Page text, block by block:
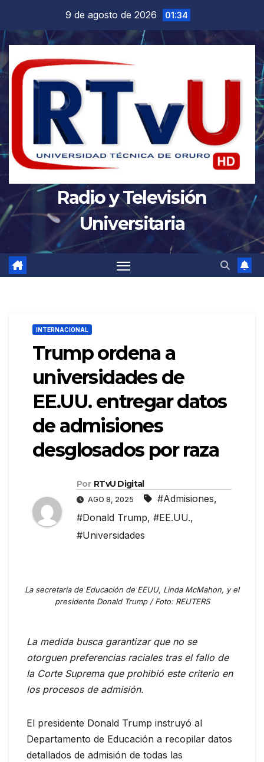
contenido
9 de agosto de 2026 01:34
Radio y Televisión
Universitaria
INTERNACIONAL
Trump ordena a
universidades de
EE.UU. entregar datos
de admisiones
desglosados por raza
Por RTvU Digital
AGO 8, 2025 #Admisiones,
#Donald Trump, #EE.UU.,
#Universidades
La secretaria de Educación de EEUU, Linda McMahon, y el
presidente Donald Trump / Foto: REUTERS
La medida busca garantizar que no se
otorguen preferencias raciales tras el fallo de
la Corte Suprema que prohibió este criterio en
los procesos de admisión.
El presidente Donald Trump instruyó al
Departamento de Educación a recopilar datos
detallados de admisión de todas las